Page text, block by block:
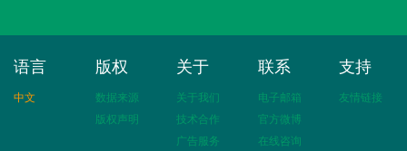
语言
中文
版权
数据来源
版权声明
关于
关于我们
技术合作
广告服务
联系
电子邮箱
官方微博
在线咨询
支持
友情链接